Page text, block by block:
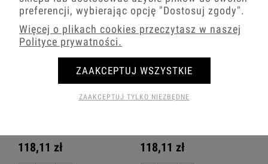
Antenowego Pojedynczego Typu F
118,11 zł
Antenowego Pojedynczego Typu F
118,11 zł
preferencji, wybierając opcję "Dostosuj zgody".
Więcej o plikach cookies przeczytasz w naszej
Polityce prywatności.
ZAAKCEPTUJ TYLKO NIEZBĘDNE
ZAAKCEPTUJ WSZYSTKIE